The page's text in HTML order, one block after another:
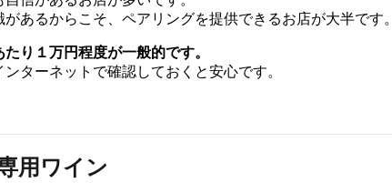
あるからこそ、ペアリングを提供できるお店が大半です。
たり１万円程度が一般的です。
ターネットで確認しておくと安心です。
用ワイン